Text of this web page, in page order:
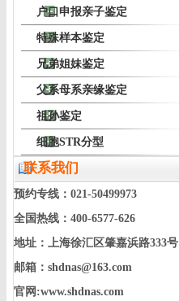
户口申报亲子鉴定
特殊样本鉴定
兄弟姐妹鉴定
父系母系亲缘鉴定
祖孙鉴定
细胞STR分型
联系我们
预约专线：021-50499973
全国热线：400-6577-626
地址：上海徐汇区肇嘉浜路333号
邮箱：shdnas@163.com
官网:www.shdnas.com